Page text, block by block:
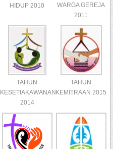
HIDUP 2010
WARGA GEREJA
2011
TAHUN
KESETIAKAWANAN
2014
TAHUN
KEMITRAAN 2015